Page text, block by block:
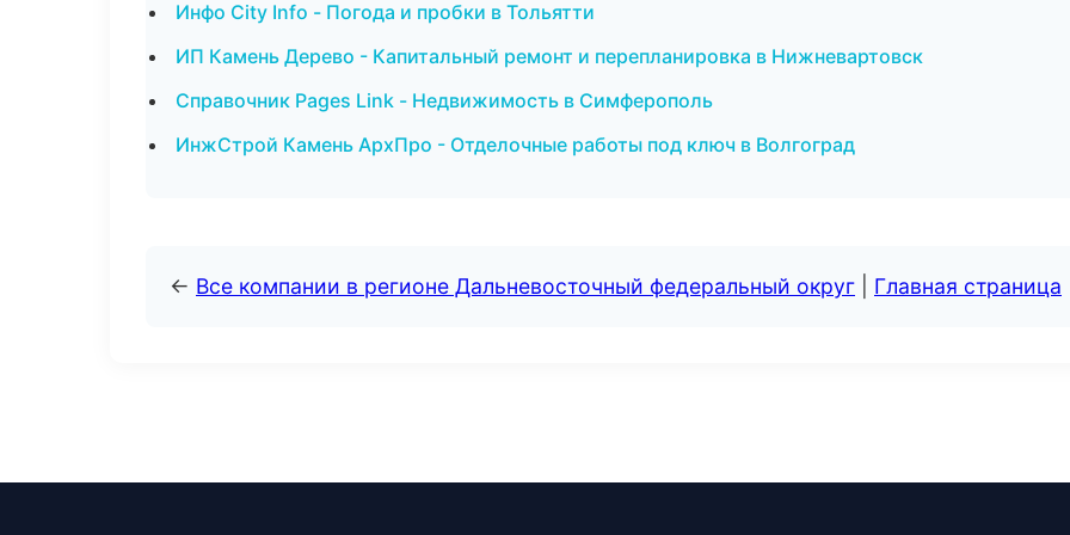
Инфо City Info - Погода и пробки в Тольятти
ИП Камень Дерево - Капитальный ремонт и перепланировка в Нижневартовск
Справочник Pages Link - Недвижимость в Симферополь
ИнжСтрой Камень АрхПро - Отделочные работы под ключ в Волгоград
← Все компании в регионе Дальневосточный федеральный округ Главная страница